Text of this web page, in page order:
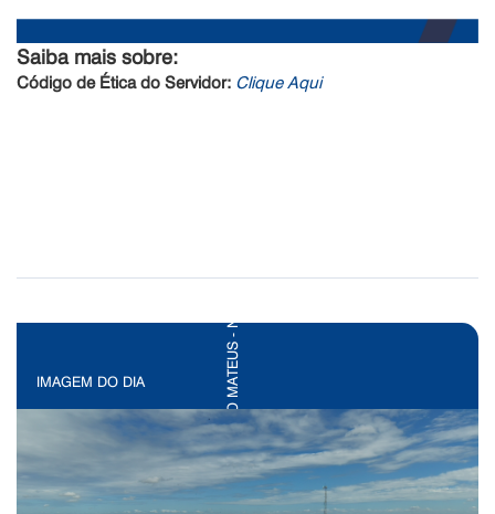
Saiba mais sobre:
Código de Ética do Servidor: Clique Aqui
IMAGEM DO DIA